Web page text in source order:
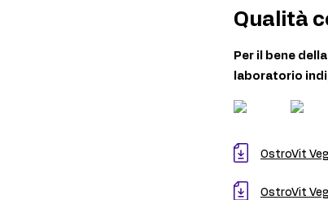
Qualità
Per il bene
laboratorio
OstroVit
OstroVit